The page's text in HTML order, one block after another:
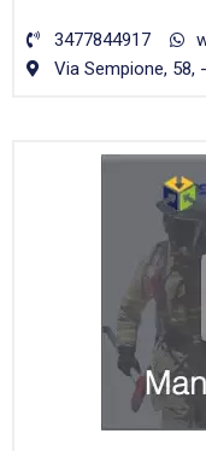
3477844917
Via Sempione, 58,